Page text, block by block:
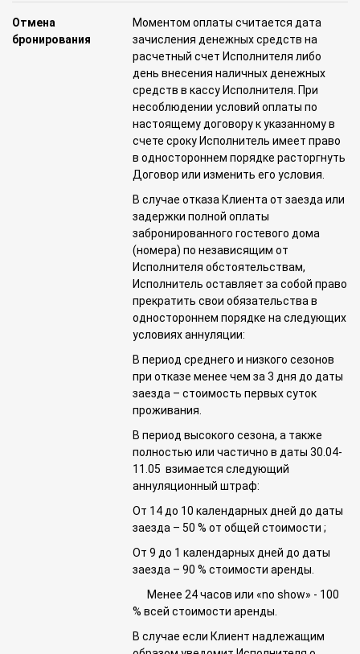
Отмена
бронирования
Моментом оплаты считается дата
зачисления денежных средств на
расчетный счет Исполнителя либо
день внесения наличных денежных
средств в кассу Исполнителя. При
несоблюдении условий оплаты по
настоящему договору к указанному в
счете сроку Исполнитель имеет право
в одностороннем порядке расторгнуть
Договор или изменить его условия.
В случае отказа Клиента от заезда или
задержки полной оплаты
забронированного гостевого дома
(номера) по независящим от
Исполнителя обстоятельствам,
Исполнитель оставляет за собой право
прекратить свои обязательства в
одностороннем порядке на следующих
условиях аннуляции:
В период среднего и низкого сезонов
при отказе менее чем за 3 дня до даты
заезда – стоимость первых суток
проживания.
В период высокого сезона, а также
полностью или частично в даты 30.04-
11.05 взимается следующий
аннуляционный штраф:
От 14 до 10 календарных дней до даты
заезда – 50 % от общей стоимости ;
От 9 до 1 календарных дней до даты
заезда – 90 % стоимости аренды.
Менее 24 часов или «no show» - 100
% всей стоимости аренды.
В случае если Клиент надлежащим